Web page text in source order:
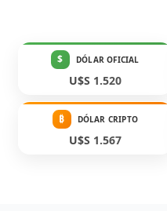
$ DÓLAR OFICIAL
U$S 1.520
₿ DÓLAR CRIPTO
U$S 1.567